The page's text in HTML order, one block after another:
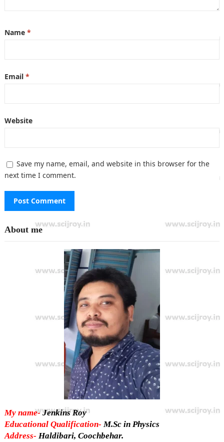
Name *
Email *
Website
Save my name, email, and website in this browser for the
next time I comment.
About me
My name-Jenkins Roy
Educational Qualification- M.Sc in Physics
Address- Haldibari, Coochbehar.